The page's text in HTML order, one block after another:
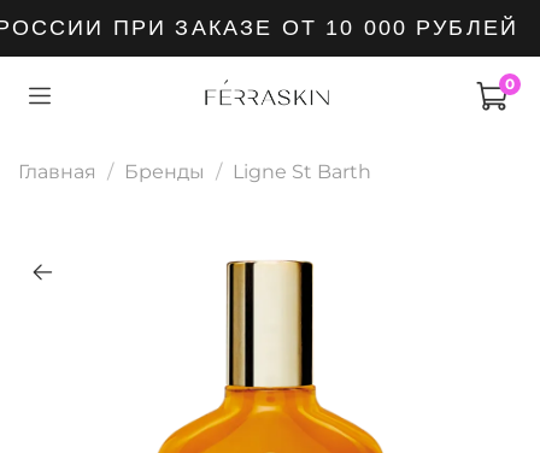
ПРИ ЗАКАЗЕ ОТ 10 000 РУБЛЕЙ
0
Главная Бренды Ligne St Barth